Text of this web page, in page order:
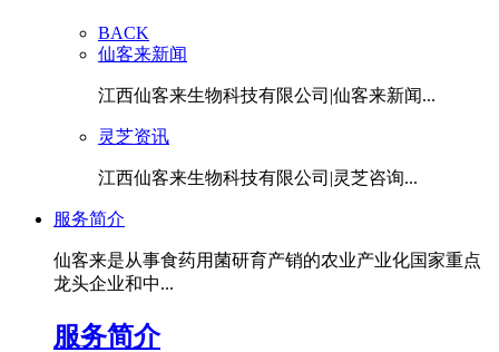
BACK
仙客来新闻
江西仙客来生物科技有限公司|仙客来新闻...
灵芝资讯
江西仙客来生物科技有限公司|灵芝咨询...
服务简介
仙客来是从事食药用菌研育产销的农业产业化国家重点
龙头企业和中...
服务简介